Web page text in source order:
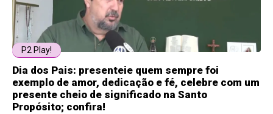
P2 Play!
Dia dos Pais: presenteie quem sempre foi
exemplo de amor, dedicação e fé, celebre com um
presente cheio de significado na Santo
Propósito; confira!